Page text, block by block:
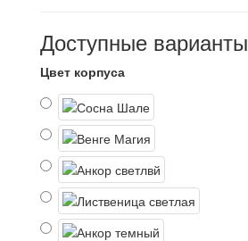
Доступные варианты
Цвет корпуса